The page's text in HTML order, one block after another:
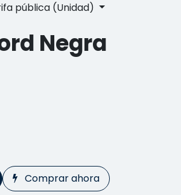
pública (Unidad)
Negra
Comprar ahora